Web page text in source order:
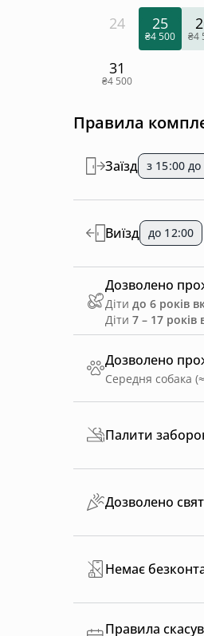
24 25
₴4 500 ₴4
31
₴4 500
Правила
Дозволено
Середня собака
Заїзд з 15:00
Виїзд до 12:00
Дозволено
Діти до 6 років
Діти 7 – 17
Палити
Дозволено
Немає
Правила